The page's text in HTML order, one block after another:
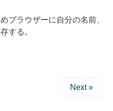
ブラウザーに自分の名前、
する。
Next »